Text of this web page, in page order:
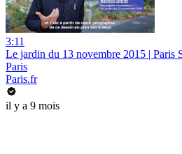
3:11
Le jardin du 13 novembre 2015 | Paris
Paris
Paris.fr
il y a 9 mois